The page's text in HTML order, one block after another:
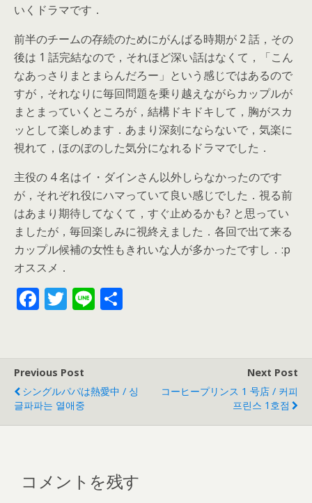
いくドラマです．
前半のチームの存続のためにがんばる時期が 2 話，その
後は 1 話完結なので，それほど深い話はなくて，「こん
なあっさりまとまらんだろー」という感じではあるので
すが，それなりに毎回問題を乗り越えながらカップルが
まとまっていくところが，結構ドキドキして，胸がスカ
ッとして楽しめます．あまり深刻にならないで，気楽に
視れて，ほのぼのした気分になれるドラマでした．
主役の 4 名はイ・ダインさん以外しらなかったのです
が，それぞれ役にハマっていて良い感じでした．視る前
はあまり期待してなくて，すぐ止めるかも? と思ってい
ましたが，毎回楽しみに視終えました．各回で出て来る
カップル候補の女性もきれいな人が多かったですし．:p
オススメ．
F
b
o
o
k
T
er
Li
Previous Post
シングルパパは熱愛中 / 싱
글파파는 열애중
Next Post
コーヒープリンス 1 号店 / 커피
프린스 1호점
コメントを残す